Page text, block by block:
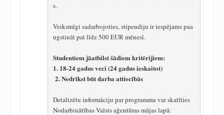
s.
Veiksmīgi sadarbojoties, stipendiju ir iespējams paa
ugstināt pat līdz 500 EUR mēnesī.
Studentiem jāatbilst šādiem kritērijiem:
1. 18-24 gadus veci (24 gadus ieskaitot)
2. Nedrīkst būt darba attiecībās
Detalizētu informāciju par programmu var skatīties
Nodarbinātības Valsts aģentūras mājas lapā: